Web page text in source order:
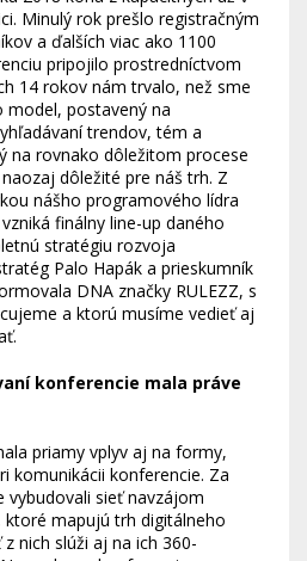
Minulý rok prešlo registračným
a ďalších viac ako 1100
pripojilo prostredníctvom
14 rokov nám trvalo, než sme
postavený na
trendov, tém a
na rovnako dôležitom procese
dôležité pre náš trh. Z
nášho programového lídra
finálny line-up daného
stratégiu rozvoja
Palo Hapák a prieskumník
DNA značky RULEZZ, s
a ktorú musíme vedieť aj
konferencie mala práve
priamy vplyv aj na formy,
komunikácii konferencie. Za
sieť navzájom
mapujú trh digitálneho
nich slúži aj na ich 360-